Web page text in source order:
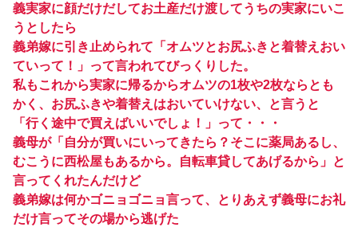
義実家に顔だけだしてお土産だけ渡してうちの実家にいこ
うとしたら
義弟嫁に引き止められて「オムツとお尻ふきと着替えおい
ていって！」って言われてびっくりした。
私もこれから実家に帰るからオムツの1枚や2枚ならとも
かく、お尻ふきや着替えはおいていけない、と言うと
「行く途中で買えばいいでしょ！」って・・・
義母が「自分が買いにいってきたら？そこに薬局あるし、
むこうに西松屋もあるから。自転車貸してあげるから」と
言ってくれたんだけど
義弟嫁は何かゴニョゴニョ言って、とりあえず義母にお礼
だけ言ってその場から逃げた